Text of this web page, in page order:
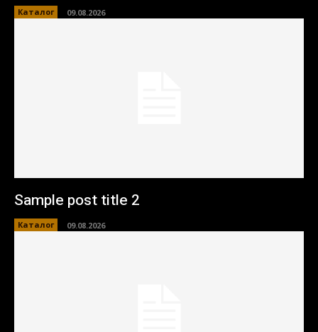
Каталог 09.08.2026
Sample post title 2
Каталог 09.08.2026